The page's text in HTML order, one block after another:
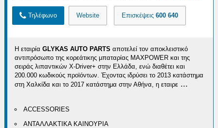
Τηλέφωνο Website Επισκέψεις600 640
Η εταιρία GLYKAS AUTO PARTSαποτελεί τον αποκλειστικό
αντιπρόσωπο της κορεάτικης μπαταρίας MAXPOWER και της
σειράς λιπαντικών X-Driver+ στην Ελλάδα, ενώ διαθέτει και
200.000 κωδικούς προϊόντων. Έχοντας ιδρύσει το 2013 κατάστημα
στη Χαλκίδα και το 2017 κατάστημα στην Αθήνα, η εταιρε ...
ACCESSORIES
ΑΝΤΑΛΛΑΚΤΙΚΑ ΚΑΙΝΟΥΡΙΑ